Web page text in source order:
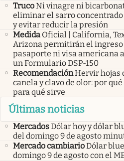
TrucoNi vinagre ni
eliminar el sarro
y evitar reducir la presión
Medida Oficial | California,
Arizona permitirán el
pasaporte ni visa americana
un Formulario DSP-150
RecomendaciónHervir hojas
canela y clavo de olor: por
para qué sirve
Últimas noticias
MercadosDólar hoy y dólar
del domingo 9 de agosto
Mercado cambiarioDólar
domingo 9 de agosto con el